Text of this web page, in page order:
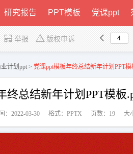
研究报告 PPT模板 党课ppt
举报 版权申诉
业计划ppt > 党课ppt模板年终总结新年计划PPT模
终总结新年计划PPT模板
：2022-03-30 格式：PPTX 页数：19 大